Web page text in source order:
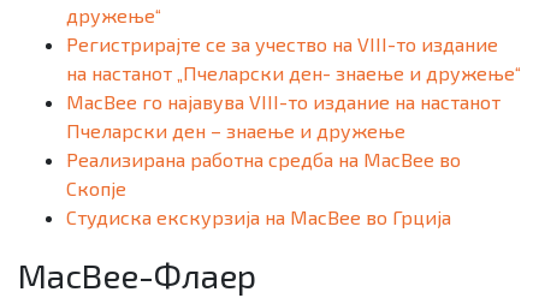
дружење“
Регистрирајте се за учество на VIII-то издание
на настанот „Пчеларски ден- знаење и дружење“
MacBee го најавува VIII-то издание на настанот
Пчеларски ден – знаење и дружење
Реализирана работна средба на MacBee во
Скопје
Студиска екскурзија на MacBee во Грција
MacBee-Флаер